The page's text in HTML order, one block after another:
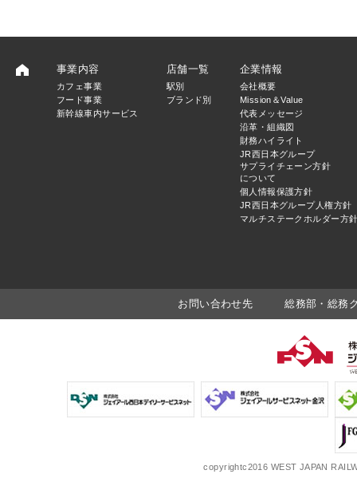
事業内容
カフェ事業
フード事業
新幹線車内サービス
店舗一覧
駅別
ブランド別
企業情報
会社概要
Mission＆Value
代表メッセージ
沿革・組織図
財務ハイライト
JR西日本グループ
サプライチェーン方針
について
個人情報保護方針
JR西日本グループ人権方針
マルチステークホルダー方
お問い合わせ先 総務部・総務
copyrightc2016 WEST JAPAN